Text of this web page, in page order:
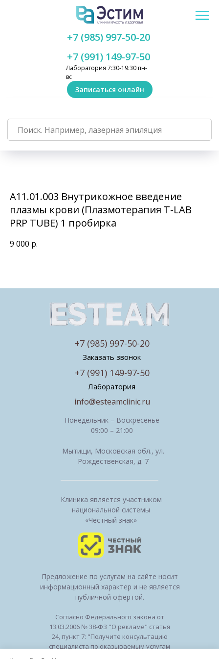
Лаборатория 7:30-19:30 пн-
вс
+7 (991) 149-97-50
+7 (985) 997-50-20
Записаться онлайн
А11.01.003 Внутрикожное введение
плазмы крови (Плазмотерапия T-LAB
PRP TUBE) 1 пробирка
9 000 р.
Клиника является участником
национальной системы
«Честный знак»
Понедельник – Воскресенье
09:00 – 21:00
Мытищи, Московская обл., ул.
Рождественская, д. 7
Заказать звонок
Лаборатория
info@esteamclinic.ru
+7 (991) 149-97-50
+7 (985) 997-50-20
Предложение по услугам на сайте носит
информационный характер и не является
публичной офертой.
Согласно Федерального закона от
13.03.2006 № 38-ФЗ "О рекламе" статья
24, пункт 7: "Получите консультацию
специалиста по оказываемым услугам